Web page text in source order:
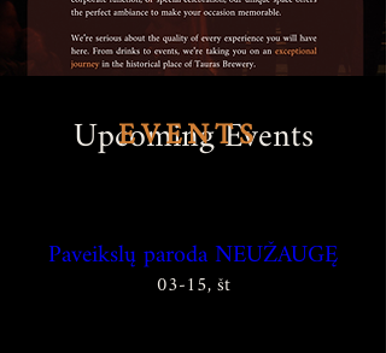
Upcoming Events
Paveikslų paroda NEUŽAUGĘ
03-15, št
EVENTS